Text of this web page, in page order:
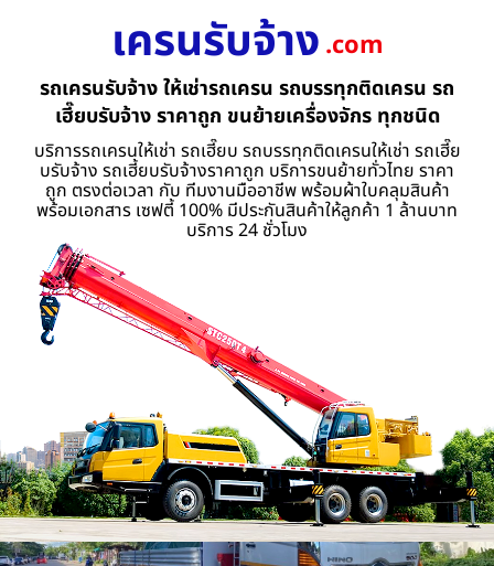
เครนรับจ้าง .com
รถเครนรับจ้าง ให้เช่ารถเครน รถบรรทุกติดเครน รถ
เฮี๊ยบรับจ้าง ราคาถูก ขนย้ายเครื่องจักร ทุกชนิด
บริการรถเครนให้เช่า รถเฮี๊ยบ รถบรรทุกติดเครนให้เช่า รถเฮี๊ย
บรับจ้าง รถเฮี้ยบรับจ้างราคาถูก บริการขนย้ายทั่วไทย ราคา
ถูก ตรงต่อเวลา กับ ทีมงานมืออาชีพ พร้อมผ้าใบคลุมสินค้า
พร้อมเอกสาร เซฟตี้ 100% มีประกันสินค้าให้ลูกค้า 1 ล้านบาท
บริการ 24 ชั่วโมง